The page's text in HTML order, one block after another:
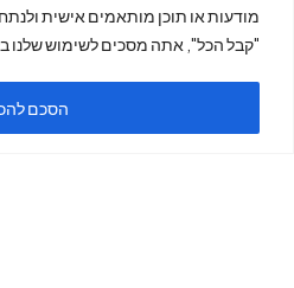
מודעות או תוכן מותאמים אישית
"קבל הכל", אתה מסכים לשימוש שלנו
הסכם
ה